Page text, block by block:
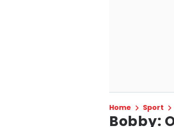
Home Sport
Bobby: